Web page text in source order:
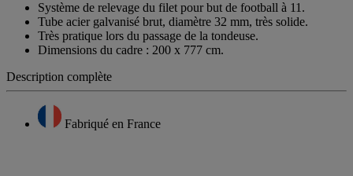
Système de relevage du filet pour but de football à 11.
Tube acier galvanisé brut, diamètre 32 mm, très solide.
Très pratique lors du passage de la tondeuse.
Dimensions du cadre : 200 x 777 cm.
Description complète
Fabriqué en France